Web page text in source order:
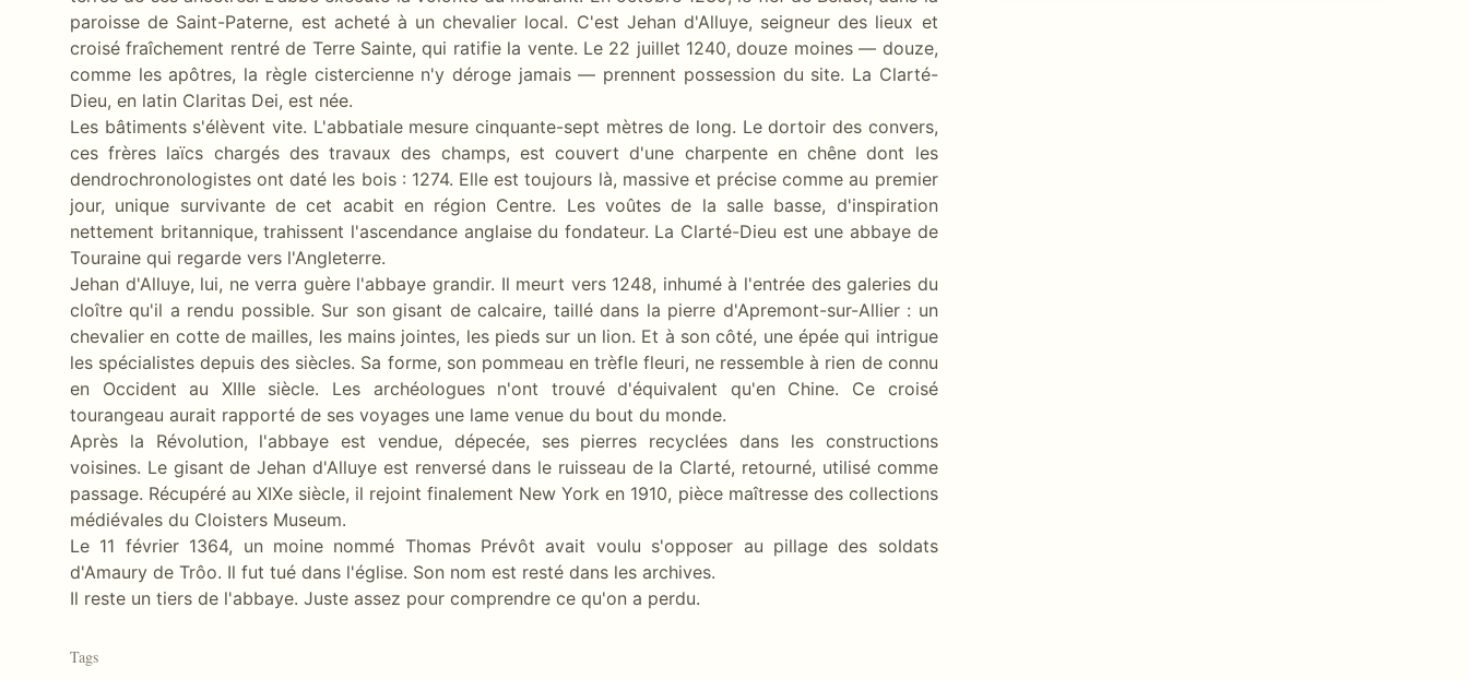
paroisse de Saint-Paterne, est acheté à un chevalier local. C'est Jehan d'Alluye, seigneur des lieux et
croisé fraîchement rentré de Terre Sainte, qui ratifie la vente. Le 22 juillet 1240, douze moines — douze,
comme les apôtres, la règle cistercienne n'y déroge jamais — prennent possession du site. La Clarté-
Dieu, en latin Claritas Dei, est née.
Les bâtiments s'élèvent vite. L'abbatiale mesure cinquante-sept mètres de long. Le dortoir des convers,
ces frères laïcs chargés des travaux des champs, est couvert d'une charpente en chêne dont les
dendrochronologistes ont daté les bois : 1274. Elle est toujours là, massive et précise comme au premier
jour, unique survivante de cet acabit en région Centre. Les voûtes de la salle basse, d'inspiration
nettement britannique, trahissent l'ascendance anglaise du fondateur. La Clarté-Dieu est une abbaye de
Touraine qui regarde vers l'Angleterre.
Jehan d'Alluye, lui, ne verra guère l'abbaye grandir. Il meurt vers 1248, inhumé à l'entrée des galeries du
cloître qu'il a rendu possible. Sur son gisant de calcaire, taillé dans la pierre d'Apremont-sur-Allier : un
chevalier en cotte de mailles, les mains jointes, les pieds sur un lion. Et à son côté, une épée qui intrigue
les spécialistes depuis des siècles. Sa forme, son pommeau en trèfle fleuri, ne ressemble à rien de connu
en Occident au XIIIe siècle. Les archéologues n'ont trouvé d'équivalent qu'en Chine. Ce croisé
tourangeau aurait rapporté de ses voyages une lame venue du bout du monde.
Après la Révolution, l'abbaye est vendue, dépecée, ses pierres recyclées dans les constructions
voisines. Le gisant de Jehan d'Alluye est renversé dans le ruisseau de la Clarté, retourné, utilisé comme
passage. Récupéré au XIXe siècle, il rejoint finalement New York en 1910, pièce maîtresse des collections
médiévales du Cloisters Museum.
Le 11 février 1364, un moine nommé Thomas Prévôt avait voulu s'opposer au pillage des soldats
d'Amaury de Trôo. Il fut tué dans l'église. Son nom est resté dans les archives.
Il reste un tiers de l'abbaye. Juste assez pour comprendre ce qu'on a perdu.
Tags